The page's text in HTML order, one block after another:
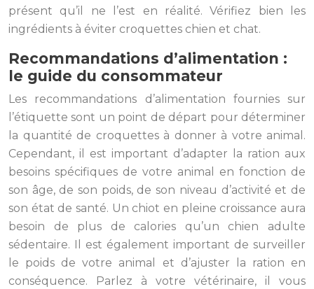
présent qu’il ne l’est en réalité. Vérifiez bien les
ingrédients à éviter croquettes chien et chat.
Recommandations d’alimentation :
le guide du consommateur
Les recommandations d’alimentation fournies sur
l’étiquette sont un point de départ pour déterminer
la quantité de croquettes à donner à votre animal.
Cependant, il est important d’adapter la ration aux
besoins spécifiques de votre animal en fonction de
son âge, de son poids, de son niveau d’activité et de
son état de santé. Un chiot en pleine croissance aura
besoin de plus de calories qu’un chien adulte
sédentaire. Il est également important de surveiller
le poids de votre animal et d’ajuster la ration en
conséquence. Parlez à votre vétérinaire, il vous